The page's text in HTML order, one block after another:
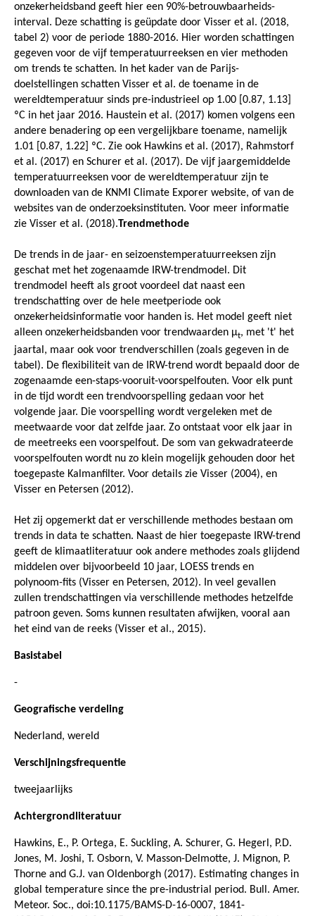
onzekerheidsband geeft hier een 90%-betrouwbaarheids-
interval. Deze schatting is geüpdate door Visser et al. (2018,
tabel 2) voor de periode 1880-2016. Hier worden schattingen
gegeven voor de vijf temperatuurreeksen en vier methoden
om trends te schatten. In het kader van de Parijs-
doelstellingen schatten Visser et al. de toename in de
wereldtemperatuur sinds pre-industrieel op 1.00 [0.87, 1.13]
ºC in het jaar 2016. Haustein et al. (2017) komen volgens een
andere benadering op een vergelijkbare toename, namelijk
1.01 [0.87, 1.22] ºC. Zie ook Hawkins et al. (2017), Rahmstorf
et al. (2017) en Schurer et al. (2017). De vijf jaargemiddelde
temperatuurreeksen voor de wereldtemperatuur zijn te
downloaden van de KNMI Climate Exporer website, of van de
websites van de onderzoeksinstituten. Voor meer informatie
zie Visser et al. (2018).Trendmethode
De trends in de jaar- en seizoenstemperatuurreeksen zijn
geschat met het zogenaamde IRW-trendmodel. Dit
trendmodel heeft als groot voordeel dat naast een
trendschatting over de hele meetperiode ook
onzekerheidsinformatie voor handen is. Het model geeft niet
alleen onzekerheidsbanden voor trendwaarden μt, met 't' het
jaartal, maar ook voor trendverschillen (zoals gegeven in de
tabel). De flexibiliteit van de IRW-trend wordt bepaald door de
zogenaamde een-staps-vooruit-voorspelfouten. Voor elk punt
in de tijd wordt een trendvoorspelling gedaan voor het
volgende jaar. Die voorspelling wordt vergeleken met de
meetwaarde voor dat zelfde jaar. Zo ontstaat voor elk jaar in
de meetreeks een voorspelfout. De som van gekwadrateerde
voorspelfouten wordt nu zo klein mogelijk gehouden door het
toegepaste Kalmanfilter. Voor details zie Visser (2004), en
Visser en Petersen (2012).
Het zij opgemerkt dat er verschillende methodes bestaan om
trends in data te schatten. Naast de hier toegepaste IRW-trend
geeft de klimaatliteratuur ook andere methodes zoals glijdend
middelen over bijvoorbeeld 10 jaar, LOESS trends en
polynoom-fits (Visser en Petersen, 2012). In veel gevallen
zullen trendschattingen via verschillende methodes hetzelfde
patroon geven. Soms kunnen resultaten afwijken, vooral aan
het eind van de reeks (Visser et al., 2015).
Basistabel
-
Geografische verdeling
Nederland, wereld
Verschijningsfrequentie
tweejaarlijks
Achtergrondliteratuur
Hawkins, E., P. Ortega, E. Suckling, A. Schurer, G. Hegerl, P.D.
Jones, M. Joshi, T. Osborn, V. Masson-Delmotte, J. Mignon, P.
Thorne and G.J. van Oldenborgh (2017). Estimating changes in
global temperature since the pre-industrial period. Bull. Amer.
Meteor. Soc., doi:10.1175/BAMS-D-16-0007, 1841-